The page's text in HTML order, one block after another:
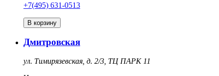
+7(495) 631-0513
В корзину
Дмитровская
ул. Тимирязевская, д. 2/3, ТЦ ПАРК 11